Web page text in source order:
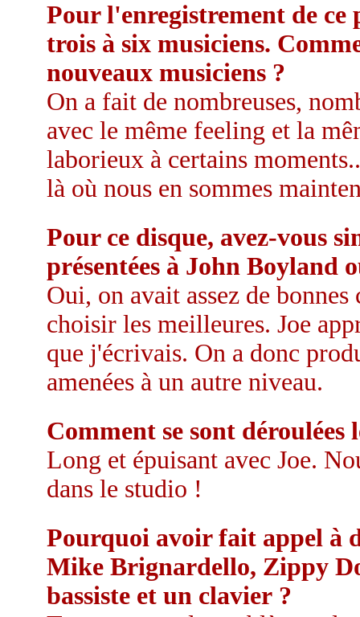
Pour l'enregistrement de ce
trois à six musiciens.
nouveaux musiciens ?
On a fait de nombreuses,
avec le même feeling et la
laborieux à certains
là où nous en sommes
Pour ce disque, avez-vous
présentées à John Boyland
Oui, on avait assez de
choisir les meilleures. Joe
que j'écrivais. On a donc
amenées à un autre niveau.
Comment se sont déroulées
Long et épuisant avec Joe.
dans le studio !
Pourquoi avoir fait appel à
Mike Brignardello, Zippy
bassiste et un clavier ?